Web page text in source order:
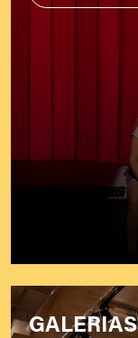
GALERIAS